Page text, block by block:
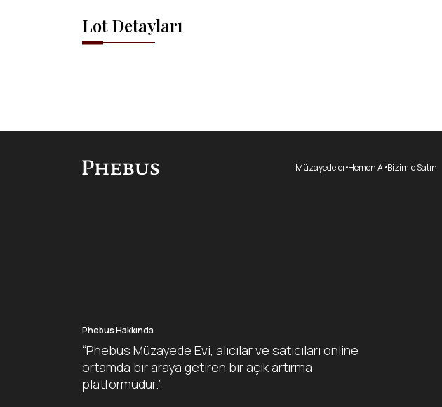
Lot Detayları
MüzayedelerHemen Al Bizimle Satın
Phebus Hakkında
“Phebus Müzayede Evi, alıcılar ve satıcıları online
ortamda bir araya getiren bir açık artırma
platformudur.”